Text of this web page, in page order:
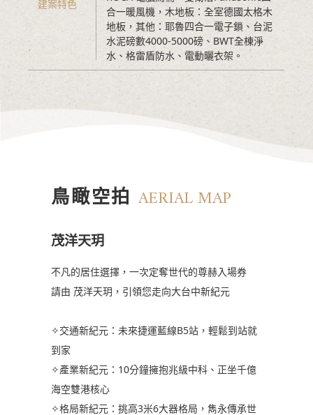
建案特色
合一暖風機，木地板：全室德國太格木
地板，其他：耶魯四合一電子鎖、台泥
水泥磅數4000-5000磅、BWT全棟淨
水、格雷盾防水、電動曬衣架。
鳥瞰空拍 AERIAL MAP
茂洋天玥
不凡的居住選擇，一次定奪世代的尊赫入場券
請由 茂洋天玥，引領您走向大台中新紀元
✧交通新紀元：未來捷運藍線B5站，輕鬆到站就
到家
✧產業新紀元：10分鐘擁抱兆級中科、正坐千億
海空雙港核心
✧格局新紀元：挑高3米6大器格局，雋永傳承世